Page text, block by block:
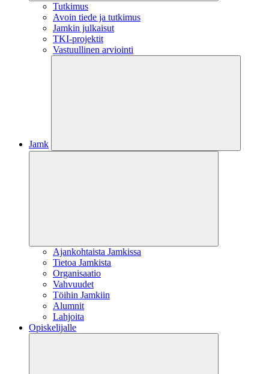
Tutkimus
Avoin tiede ja tutkimus
Jamkin julkaisut
TKI-projektit
Vastuullinen arviointi
Jamk
Ajankohtaista Jamkissa
Tietoa Jamkista
Organisaatio
Vahvuudet
Töihin Jamkiin
Alumnit
Lahjoita
Opiskelijalle